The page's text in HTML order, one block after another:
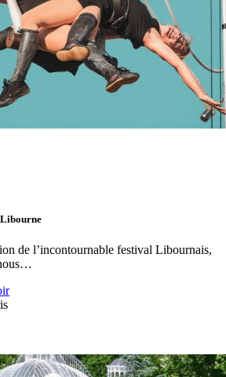
de l’incontournable festival Libournais,